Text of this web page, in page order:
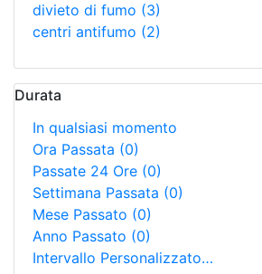
divieto di fumo (3)
centri antifumo (2)
Durata
In qualsiasi momento
Ora Passata (0)
Passate 24 Ore (0)
Settimana Passata (0)
Mese Passato (0)
Anno Passato (0)
Intervallo Personalizzato…